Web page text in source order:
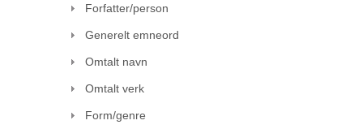
Forfatter/person
Generelt emneord
Omtalt navn
Omtalt verk
Form/genre